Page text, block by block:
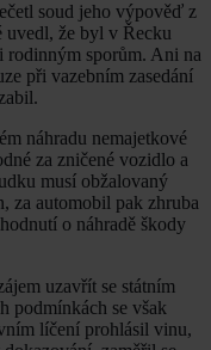
soud jeho výpověď z
uvedl, že byl v Řecku
rodinným sporům. Ani na
při vazebním zasedání
náhradu nemajetkové
za zničené vozidlo a
musí obžalovaný
za automobil pak zhruba
o náhradě škody
uzavřít se státním
podmínkách se však
líčení prohlásil vinu,